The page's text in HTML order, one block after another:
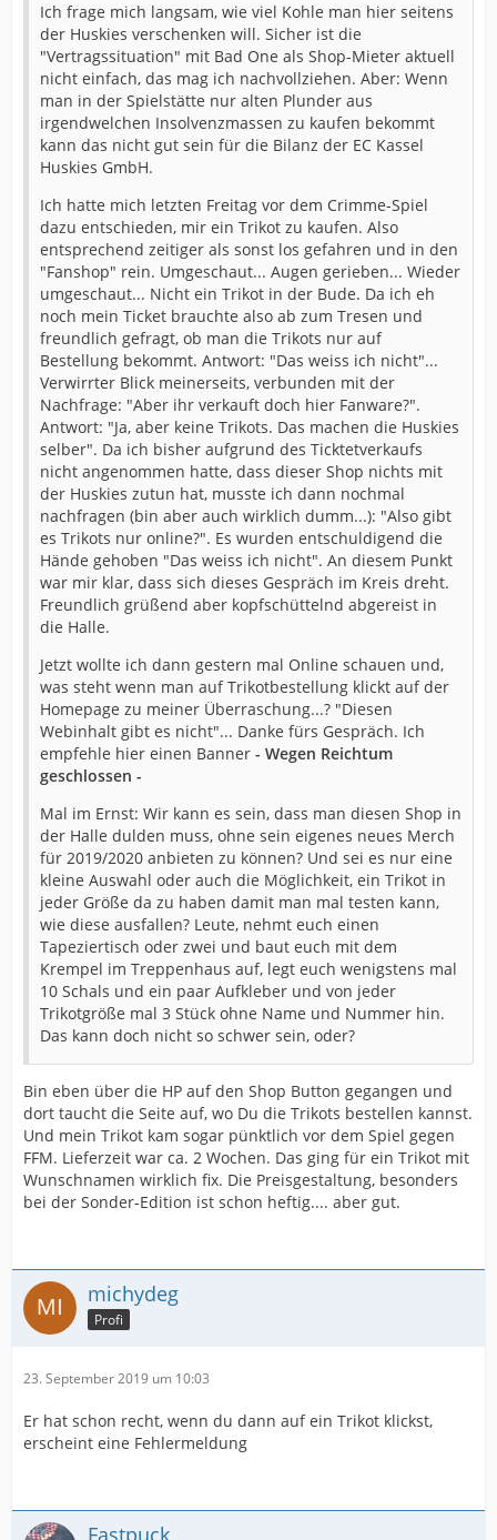
Ich frage mich langsam, wie viel Kohle man hier seitens
der Huskies verschenken will. Sicher ist die
"Vertragssituation" mit Bad One als Shop-Mieter aktuell
nicht einfach, das mag ich nachvollziehen. Aber: Wenn
man in der Spielstätte nur alten Plunder aus
irgendwelchen Insolvenzmassen zu kaufen bekommt
kann das nicht gut sein für die Bilanz der EC Kassel
Huskies GmbH.
Ich hatte mich letzten Freitag vor dem Crimme-Spiel
dazu entschieden, mir ein Trikot zu kaufen. Also
entsprechend zeitiger als sonst los gefahren und in den
"Fanshop" rein. Umgeschaut... Augen gerieben... Wieder
umgeschaut... Nicht ein Trikot in der Bude. Da ich eh
noch mein Ticket brauchte also ab zum Tresen und
freundlich gefragt, ob man die Trikots nur auf
Bestellung bekommt. Antwort: "Das weiss ich nicht"...
Verwirrter Blick meinerseits, verbunden mit der
Nachfrage: "Aber ihr verkauft doch hier Fanware?".
Antwort: "Ja, aber keine Trikots. Das machen die Huskies
selber". Da ich bisher aufgrund des Ticktetverkaufs
nicht angenommen hatte, dass dieser Shop nichts mit
der Huskies zutun hat, musste ich dann nochmal
nachfragen (bin aber auch wirklich dumm...): "Also gibt
es Trikots nur online?". Es wurden entschuldigend die
Hände gehoben "Das weiss ich nicht". An diesem Punkt
war mir klar, dass sich dieses Gespräch im Kreis dreht.
Freundlich grüßend aber kopfschüttelnd abgereist in
die Halle.
Jetzt wollte ich dann gestern mal Online schauen und,
was steht wenn man auf Trikotbestellung klickt auf der
Homepage zu meiner Überraschung...? "Diesen
Webinhalt gibt es nicht"... Danke fürs Gespräch. Ich
empfehle hier einen Banner - Wegen Reichtum
geschlossen -
Mal im Ernst: Wir kann es sein, dass man diesen Shop in
der Halle dulden muss, ohne sein eigenes neues Merch
für 2019/2020 anbieten zu können? Und sei es nur eine
kleine Auswahl oder auch die Möglichkeit, ein Trikot in
jeder Größe da zu haben damit man mal testen kann,
wie diese ausfallen? Leute, nehmt euch einen
Tapeziertisch oder zwei und baut euch mit dem
Krempel im Treppenhaus auf, legt euch wenigstens mal
10 Schals und ein paar Aufkleber und von jeder
Trikotgröße mal 3 Stück ohne Name und Nummer hin.
Das kann doch nicht so schwer sein, oder?
Bin eben über die HP auf den Shop Button gegangen und
dort taucht die Seite auf, wo Du die Trikots bestellen kannst.
Und mein Trikot kam sogar pünktlich vor dem Spiel gegen
FFM. Lieferzeit war ca. 2 Wochen. Das ging für ein Trikot mit
Wunschnamen wirklich fix. Die Preisgestaltung, besonders
bei der Sonder-Edition ist schon heftig.... aber gut.
michydeg
Profi
23. September 2019 um 10:03
Er hat schon recht, wenn du dann auf ein Trikot klickst,
erscheint eine Fehlermeldung
Fastpuck